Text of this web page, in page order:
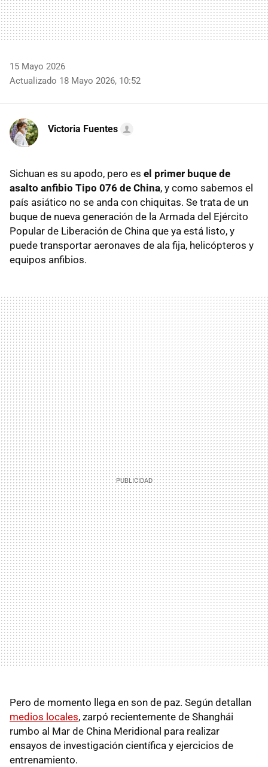
15 Mayo 2026
Actualizado 18 Mayo 2026, 10:52
Victoria Fuentes
Sichuan es su apodo, pero es el primer buque de
asalto anfibio Tipo 076 de China, y como sabemos el
país asiático no se anda con chiquitas. Se trata de un
buque de nueva generación de la Armada del Ejército
Popular de Liberación de China que ya está listo, y
puede transportar aeronaves de ala fija, helicópteros y
equipos anfibios.
Pero de momento llega en son de paz. Según detallan
medios locales, zarpó recientemente de Shanghái
rumbo al Mar de China Meridional para realizar
ensayos de investigación científica y ejercicios de
entrenamiento.